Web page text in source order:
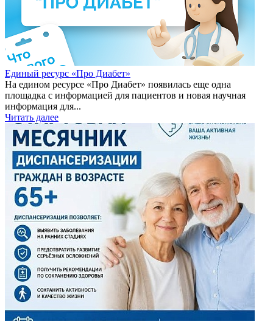
Единый ресурс «Про Диабет»
На едином ресурсе «Про Диабет» появилась еще одна
площадка с информацией для пациентов и новая научная
информация для...
Читать далее